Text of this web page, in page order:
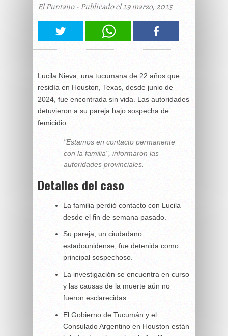
El Puntano - Publicado el 29 marzo, 2025
Lucila Nieva, una tucumana de 22 años que
residía en Houston, Texas, desde junio de
2024, fue encontrada sin vida. Las autoridades
detuvieron a su pareja bajo sospecha de
femicidio.
"Estamos en contacto permanente
con la familia", informaron las
autoridades provinciales.
Detalles del caso
La familia perdió contacto con Lucila
desde el fin de semana pasado.
Su pareja, un ciudadano
estadounidense, fue detenida como
principal sospechoso.
La investigación se encuentra en curso
y las causas de la muerte aún no
fueron esclarecidas.
El Gobierno de Tucumán y el
Consulado Argentino en Houston están